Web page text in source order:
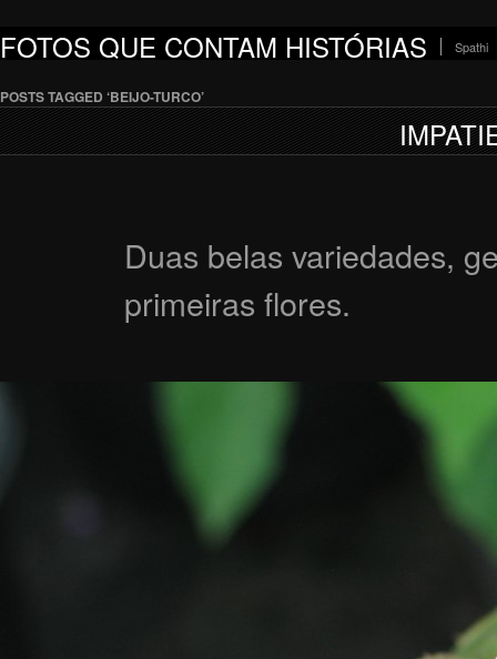
FOTOS QUE CONTAM HISTÓRIAS Spathi
POSTS TAGGED ‘BEIJO-TURCO’
Duas belas variedades,
primeiras flores.